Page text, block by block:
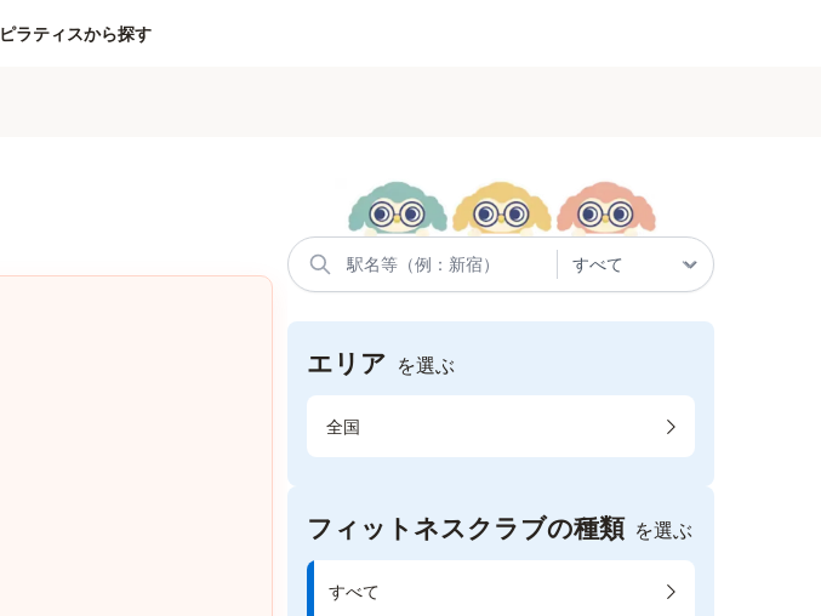
ピラティスから探す
エリア を選ぶ
全国
フィットネスクラブの種類 を選ぶ
すべて